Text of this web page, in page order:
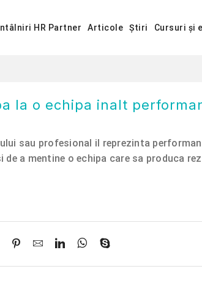
Întâlniri HR Partner Articole Știri Cursuri și
la o echipa inalt
sau profesional il reprezinta
a mentine o echipa care sa produca